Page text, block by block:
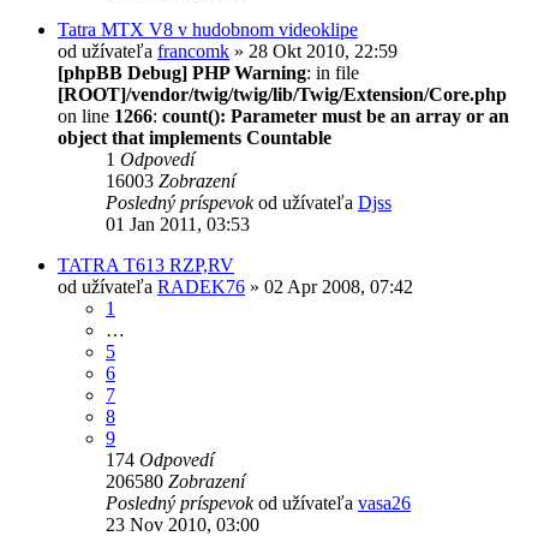
Tatra MTX V8 v hudobnom videoklipe
od užívateľa francomk » 28 Okt 2010, 22:59
[phpBB Debug] PHP Warning: in file
[ROOT]/vendor/twig/twig/lib/Twig/Extension/Core.php
on line 1266: count(): Parameter must be an array or an
object that implements Countable
1 Odpovedí
16003 Zobrazení
Posledný príspevokod užívateľa Djss
01 Jan 2011, 03:53
TATRA T613 RZP,RV
od užívateľa RADEK76 » 02 Apr 2008, 07:42
1
…
5
6
7
8
9
174 Odpovedí
206580 Zobrazení
Posledný príspevokod užívateľa vasa26
23 Nov 2010, 03:00